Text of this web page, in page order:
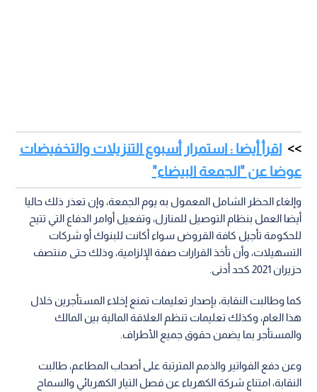
اقرأ أيضا : استمرار أسبوع التنزيلات والتخفيضات
عوضا عن "الجمعة البيضاء"
وإلغاء الحظر الشامل المعمول به يوم الجمعة، وإن تعذر ذلك حاليا
أيضا العمل بنظام التوصيل للمنازل، وتفعيل أوامر الدفاع التي تتيح
للحكومة تأجيل كافة القروض سواء أكانت للبنوك أو شركات
التسهيلات، وأن تأخذ القرارات صفة الإلزامية، وذلك حتى منتصف
حزيران 2021 كحد أدنى.
كما وطالبت النقابة، بإصدار تعليمات تمنع إخلاء المستأجرين خلال
هذا العام، وكذلك تعليمات تنظم العلاقة المالية بين المالك
والمستأجر بما يضمن حقوق جميع الأطراف.
وعن دفع الفواتير والذمم المترتبة على أصحاب المطاعم، طالبت
النقابة، امتناع شركة الكهرباء عن فصل التيار الكهربائي والسماح